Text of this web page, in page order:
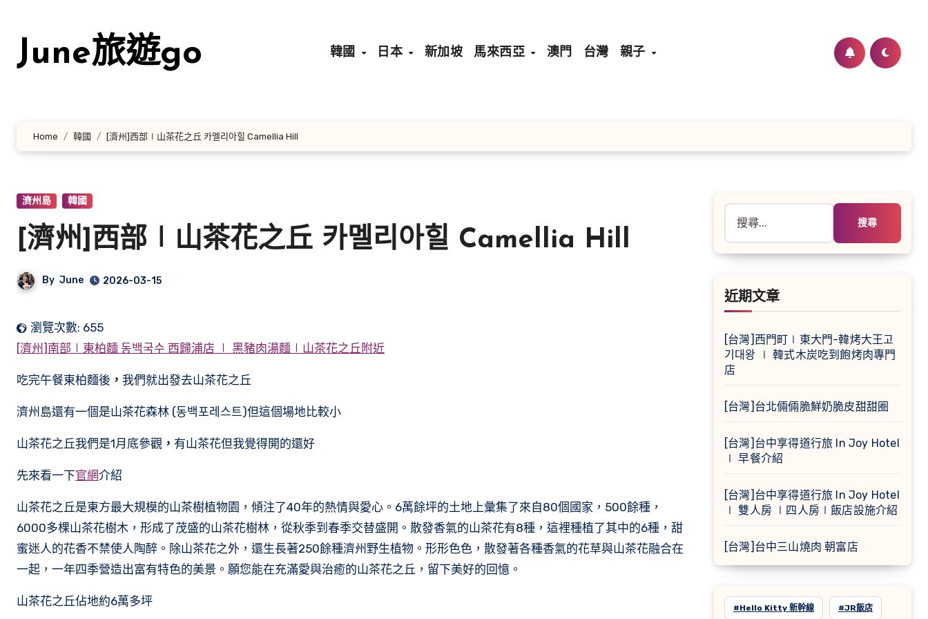
content
June旅遊go 韓國 日本 新加坡 馬來西亞 澳門 台灣 親子
Home 韓國 [濟州]西部∣山茶花之丘 카멜리아힐 Camellia Hill
濟州島 韓國
[濟州]西部∣山茶花之丘 카멜리아힐 Camellia Hill
By June 2026-03-15
瀏覽次數: 655
[濟州]南部∣東柏麵 동백국수 西歸浦店 ∣ 黑豬肉湯麵∣山茶花之丘附近
吃完午餐東柏麵後 ， 我們就出發去山茶花之丘
濟州島還有一個是山茶花森林 (동백포레스트)但這個場地比較小
山茶花之丘我們是1月底參觀 ， 有山茶花但我覺得開的還好
先來看一下官網介紹
山茶花之丘是東方最大規模的山茶樹植物園，傾注了40年的熱情與愛心。6萬餘坪的土地上彙集了來自80個國家，500餘種，
6000多棵山茶花樹木，形成了茂盛的山茶花樹林，從秋季到春季交替盛開。散發香氣的山茶花有8種，這裡種植了其中的6種，甜
蜜迷人的花香不禁使人陶醉。除山茶花之外，還生長著250餘種濟州野生植物。形形色色，散發著各種香氣的花草與山茶花融合在
一起，一年四季營造出富有特色的美景。願您能在充滿愛與治癒的山茶花之丘，留下美好的回憶。
山茶花之丘佔地約6萬多坪
關
字:
近期文章
[台灣]西門町∣東大門-韓烤大王고
기대왕 ∣ 韓式木炭吃到飽烤肉專門
店
[台灣]台北倆倆脆鮮奶脆皮甜甜圈
[台灣]台中享得道行旅 In Joy Hotel
∣ 早餐介紹
[台灣]台中享得道行旅 In Joy Hotel
∣ 雙人房 ∣四人房∣飯店設施介紹
[台灣]台中三山燒肉 朝富店
#Hello Kitty 新幹線 #JR飯店